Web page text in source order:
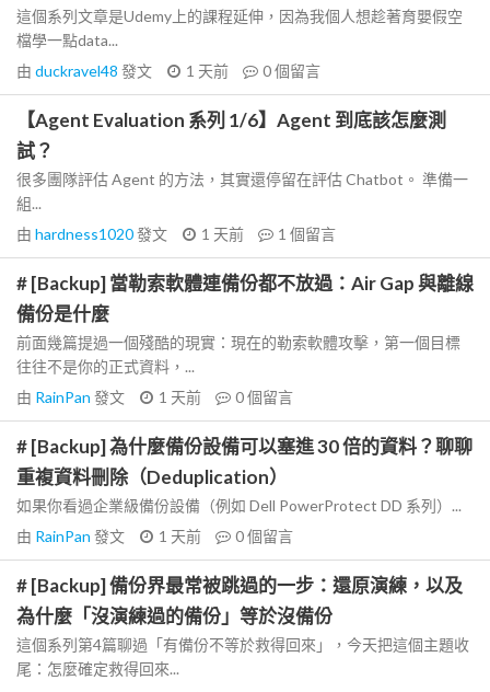
這個系列文章是Udemy上的課程延伸，因為我個人想趁著育嬰假空
檔學一點data...
由 duckravel48 發文 1 天前 0個留言
【Agent Evaluation 系列 1/6】Agent 到底該怎麼測
試？
很多團隊評估 Agent 的方法，其實還停留在評估 Chatbot。 準備一
組...
由 hardness1020發文 1 天前 1 個留言
# [Backup] 當勒索軟體連備份都不放過：Air Gap 與離線
備份是什麼
前面幾篇提過一個殘酷的現實：現在的勒索軟體攻擊，第一個目標
往往不是你的正式資料，...
由 RainPan 發文 1 天前 0個留言
# [Backup] 為什麼備份設備可以塞進 30 倍的資料？聊聊
重複資料刪除（Deduplication）
如果你看過企業級備份設備（例如 Dell PowerProtect DD 系列）...
由 RainPan 發文 1 天前 0個留言
# [Backup] 備份界最常被跳過的一步：還原演練，以及
為什麼「沒演練過的備份」等於沒備份
這個系列第4篇聊過「有備份不等於救得回來」，今天把這個主題收
尾：怎麼確定救得回來...